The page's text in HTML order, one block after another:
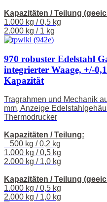
Kapazitäten / Teilung
1.000 kg / 0,5 kg
2.000 kg / 1 kg
970 robuster Edelstahl
integrierter Waage, +/-
Kapazität
Tragrahmen und Mechanik
mm, Anzeige
Thermodrucker
Kapazitäten / Teilung:
500 kg / 0,2 kg
1.000 kg / 0,5 kg
2.000 kg / 1,0 kg
Kapazitäten / Teilung
1.000 kg / 0,5 kg
2.000 kg / 1,0 kg